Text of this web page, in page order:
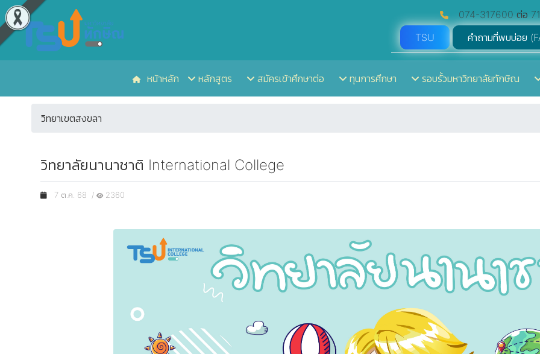
074-317600 ต่อ
TSU
คำถามที่พบบ่อย
หน้าหลัก หลักสูตร สมัครเข้าศึกษาต่อ ทุนการศึกษา รอบรั้วมหาวิทยาลัยทักษิณ
วิทยาเขตสงขลา
วิทยาลัยนานาชาติ International College
7 ต.ค. 68 / 2360